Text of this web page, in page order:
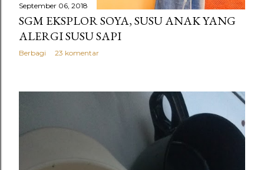
September 06, 2018
SGM EKSPLOR SOYA, SUSU ANAK YANG
ALERGI SUSU SAPI
Berbagi 23 komentar